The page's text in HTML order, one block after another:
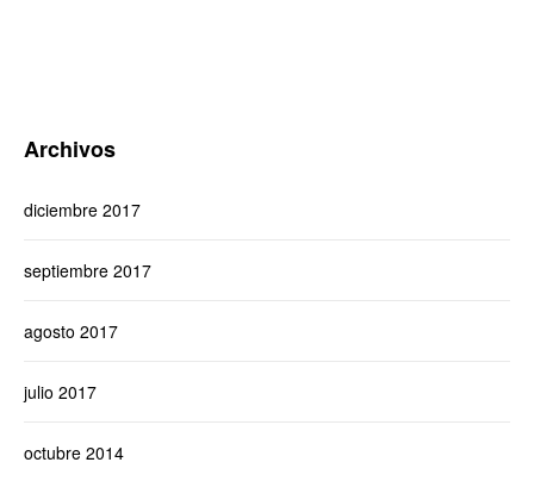
Archivos
diciembre 2017
septiembre 2017
agosto 2017
julio 2017
octubre 2014